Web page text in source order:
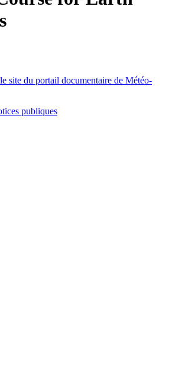
site du portail documentaire de Météo-
publiques